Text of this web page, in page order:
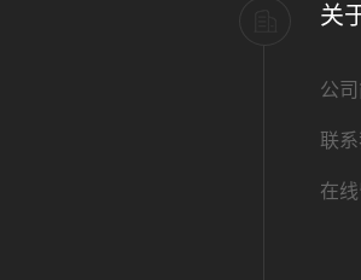
关
公
联
在